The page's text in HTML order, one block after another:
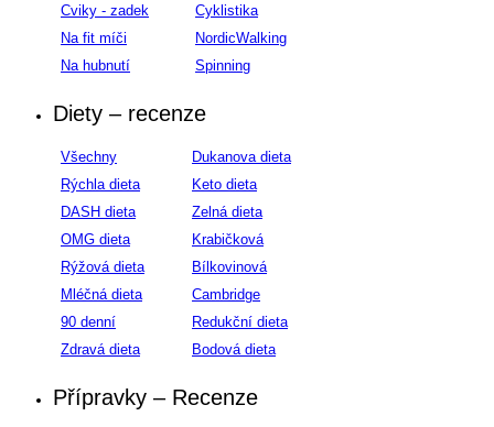
Cviky - zadek
Cyklistika
Na fit míči
NordicWalking
Na hubnutí
Spinning
Diety – recenze
Všechny
Dukanova dieta
Rýchla dieta
Keto dieta
DASH dieta
Zelná dieta
OMG dieta
Krabičková
Rýžová dieta
Bílkovinová
Mléčná dieta
Cambridge
90 denní
Redukční dieta
Zdravá dieta
Bodová dieta
Přípravky – Recenze